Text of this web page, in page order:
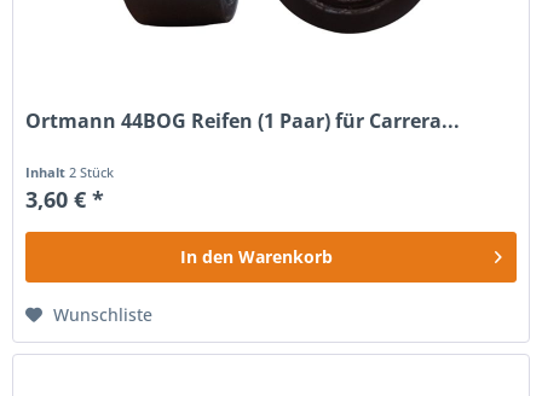
Ortmann 44BOG Reifen (1 Paar) für Carrera...
Inhalt2 Stück
3,60 € *
In den Warenkorb
Wunschliste